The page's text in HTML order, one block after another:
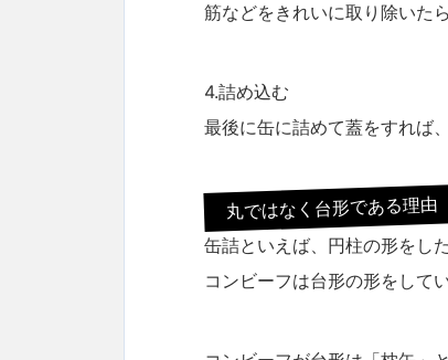
筋などをきれいに取り除いた
4.詰め込む
最後に缶に詰めて蓋をすれば
丸ではなく台形である理由
缶詰といえば、円柱の形をし
コンビーフは台形の形をして